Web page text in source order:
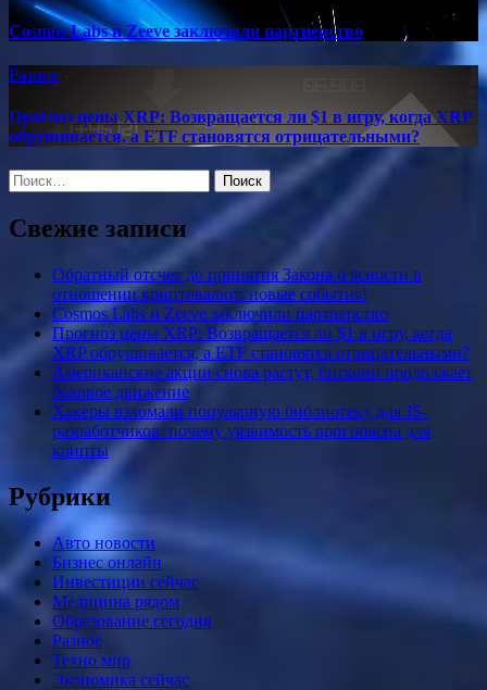
Cosmos Labs и Zeeve заключили партнерство
Разное
Прогноз цены XRP: Возвращается ли $1 в игру, когда XRP
обрушивается, а ETF становятся отрицательными?
Найти:
Свежие записи
Обратный отсчет до принятия Закона о ясности в
отношении криптовалют: новые события!
Cosmos Labs и Zeeve заключили партнерство
Прогноз цены XRP: Возвращается ли $1 в игру, когда
XRP обрушивается, а ETF становятся отрицательными?
Американские акции снова растут, биткоин продолжает
боковое движение
Хакеры взломали популярную библиотеку для JS-
разработчиков: почему уязвимость npm опасна для
крипты
Рубрики
Авто новости
Бизнес онлайн
Инвестиции сейчас
Медицина рядом
Образование сегодня
Разное
Техно мир
Экономика сейчас